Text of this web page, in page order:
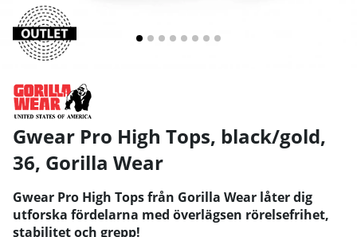
Gwear Pro High Tops, black/gold,
36, Gorilla Wear
Gwear Pro High Tops från Gorilla Wear låter dig
utforska fördelarna med överlägsen rörelsefrihet,
stabilitet och grepp!